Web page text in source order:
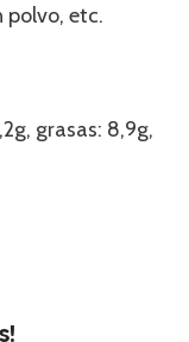
polvo, etc.
grasas: 8,9g,